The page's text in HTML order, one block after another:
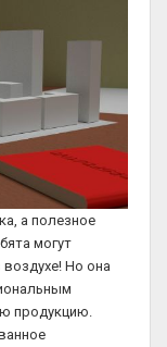
а полезное
могут
Но она
продукцию.